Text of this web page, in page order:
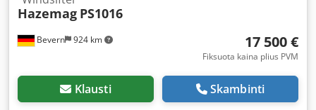
Bevern 924 km
Hazemag PS1016
17 500 €
Fiksuota kaina plius PVM
Klausti Skambinti